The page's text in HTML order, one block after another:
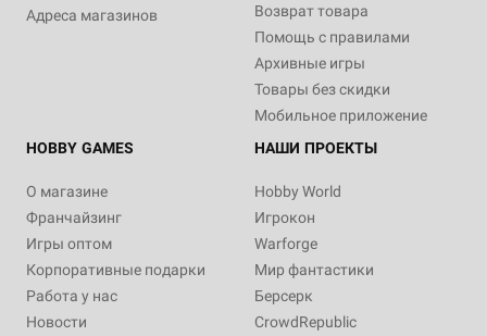
Адреса магазинов
Возврат товара
Помощь с правилами
Архивные игры
Товары без скидки
Мобильное приложение
HOBBY GAMES
О магазине
Франчайзинг
Игры оптом
Корпоративные подарки
Работа у нас
Новости
НАШИ ПРОЕКТЫ
Hobby World
Игрокон
Warforge
Мир фантастики
Берсерк
CrowdRepublic